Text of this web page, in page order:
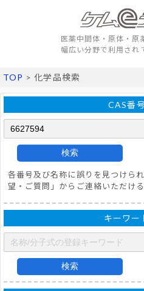
医薬中間体・原体・原
幅広い分野で利用され
TOP > 化学品検索
CAS番
検索
各番号及び名称に誤りを見つけら
望・ご質問」からご連絡いただける
キーワー
検索